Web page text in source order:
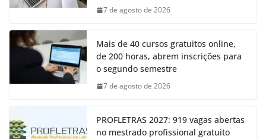
7 de agosto de 2026
Mais de 40 cursos gratuitos online,
de 200 horas, abrem inscrições para
o segundo semestre
7 de agosto de 2026
PROFLETRAS 2027: 919 vagas abertas
no mestrado profissional gratuito